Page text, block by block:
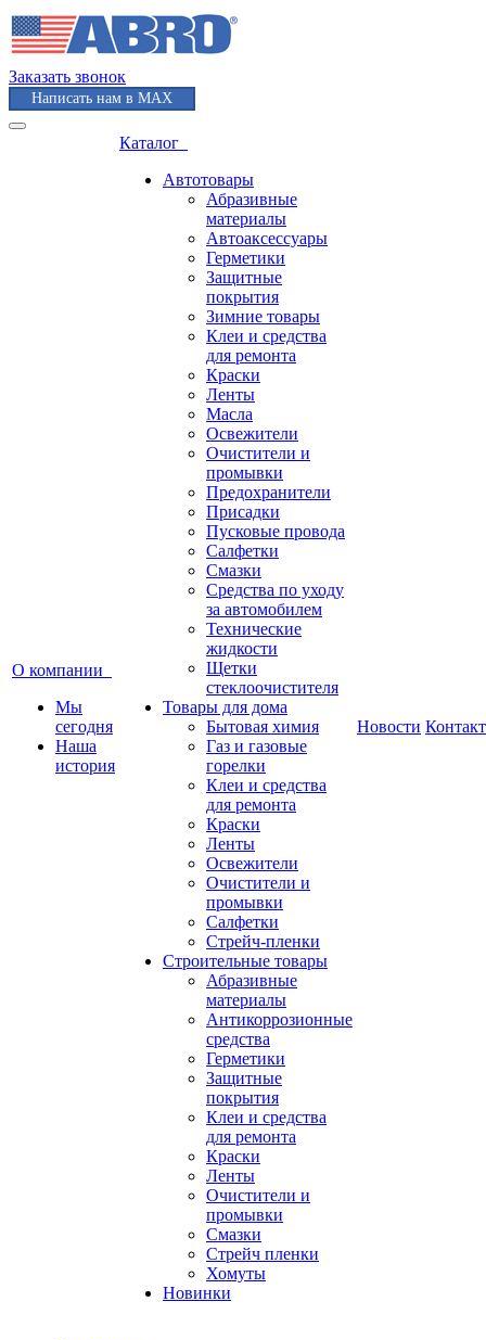
Заказать звонок
Написать нам в MAX
О компании
Мы
сегодня
Наша
история
Каталог
Автотовары
Абразивные
материалы
Автоаксессуары
Герметики
Защитные
покрытия
Зимние товары
Клеи и средства
для ремонта
Краски
Ленты
Масла
Освежители
Очистители и
промывки
Предохранители
Присадки
Пусковые провода
Салфетки
Смазки
Средства по уходу
за автомобилем
Технические
жидкости
Щетки
стеклоочистителя
Товары для дома
Бытовая химия
Газ и газовые
горелки
Клеи и средства
для ремонта
Краски
Ленты
Освежители
Очистители и
промывки
Салфетки
Стрейч-пленки
Строительные товары
Абразивные
материалы
Антикоррозионные
средства
Герметики
Защитные
покрытия
Клеи и средства
для ремонта
Краски
Ленты
Очистители и
промывки
Смазки
Стрейч пленки
Хомуты
Новинки
Новости